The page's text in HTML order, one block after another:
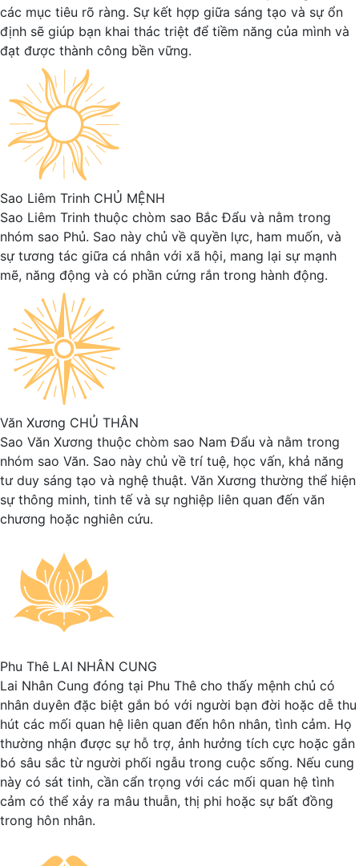
các mục tiêu rõ ràng. Sự kết hợp giữa sáng tạo và sự ổn
định sẽ giúp bạn khai thác triệt để tiềm năng của mình và
đạt được thành công bền vững.
Sao Liêm Trinh CHỦ MỆNH
Sao Liêm Trinh thuộc chòm sao Bắc Đẩu và nằm trong
nhóm sao Phủ. Sao này chủ về quyền lực, ham muốn, và
sự tương tác giữa cá nhân với xã hội, mang lại sự mạnh
mẽ, năng động và có phần cứng rắn trong hành động.
Văn Xương CHỦ THÂN
Sao Văn Xương thuộc chòm sao Nam Đẩu và nằm trong
nhóm sao Văn. Sao này chủ về trí tuệ, học vấn, khả năng
tư duy sáng tạo và nghệ thuật. Văn Xương thường thể hiện
sự thông minh, tinh tế và sự nghiệp liên quan đến văn
chương hoặc nghiên cứu.
Phu Thê LAI NHÂN CUNG
Lai Nhân Cung đóng tại Phu Thê cho thấy mệnh chủ có
nhân duyên đặc biệt gắn bó với người bạn đời hoặc dễ thu
hút các mối quan hệ liên quan đến hôn nhân, tình cảm. Họ
thường nhận được sự hỗ trợ, ảnh hưởng tích cực hoặc gắn
bó sâu sắc từ người phối ngẫu trong cuộc sống. Nếu cung
này có sát tinh, cần cẩn trọng với các mối quan hệ tình
cảm có thể xảy ra mâu thuẫn, thị phi hoặc sự bất đồng
trong hôn nhân.